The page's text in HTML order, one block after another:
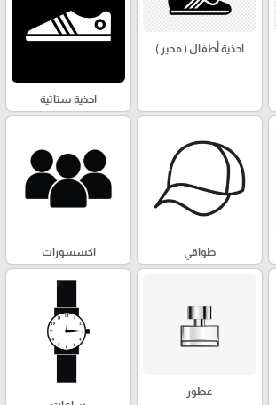
احذية أطفال ( محير )
احذية ستاتية
طواقي اكسسورات
عطور